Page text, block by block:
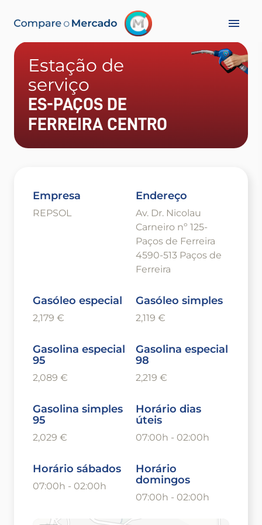
Estação de
serviço
ES-PAÇOS DE
FERREIRA CENTRO
Empresa
REPSOL
Endereço
Av. Dr. Nicolau
Carneiro nº 125-
Paços de Ferreira
4590-513 Paços de
Ferreira
Gasóleo especial
2,179 €
Gasóleo simples
2,119 €
Gasolina especial
95
2,089 €
Gasolina especial
98
2,219 €
Gasolina simples
95
2,029 €
Horário dias
úteis
07:00h - 02:00h
Horário sábados
07:00h - 02:00h
Horário
domingos
07:00h - 02:00h